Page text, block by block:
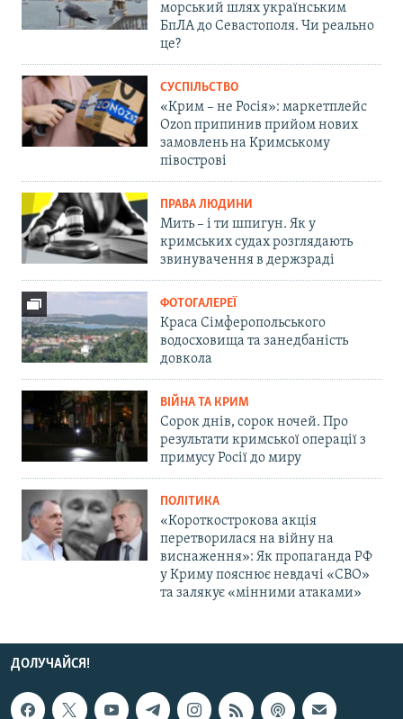
морський шлях українським
БпЛА до Севастополя. Чи реально
це?
СУСПІЛЬСТВО
«Крим – не Росія»: маркетплейс
Ozon припинив прийом нових
замовлень на Кримському
півострові
ПРАВА ЛЮДИНИ
Мить – і ти шпигун. Як у
кримських судах розглядають
звинувачення в держзраді
ФОТОГАЛЕРЕЇ
Краса Сімферопольського
водосховища та занедбаність
довкола
ВІЙНА ТА КРИМ
Сорок днів, сорок ночей. Про
результати кримської операції з
примусу Росії до миру
ПОЛІТИКА
«Короткострокова акція
перетворилася на війну на
виснаження»: Як пропаганда РФ
у Криму пояснює невдачі «СВО»
та залякує «мінними атаками»
ДОЛУЧАЙСЯ!